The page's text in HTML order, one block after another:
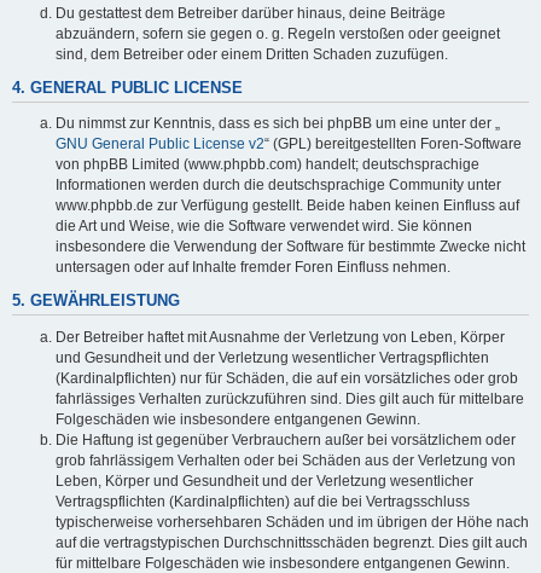
Du gestattest dem Betreiber darüber hinaus, deine Beiträge
abzuändern, sofern sie gegen o. g. Regeln verstoßen oder geeignet
sind, dem Betreiber oder einem Dritten Schaden zuzufügen.
4. GENERAL PUBLIC LICENSE
Du nimmst zur Kenntnis, dass es sich bei phpBB um eine unter der „
GNU General Public License v2“ (GPL) bereitgestellten Foren-Software
von phpBB Limited (www.phpbb.com) handelt; deutschsprachige
Informationen werden durch die deutschsprachige Community unter
www.phpbb.de zur Verfügung gestellt. Beide haben keinen Einfluss auf
die Art und Weise, wie die Software verwendet wird. Sie können
insbesondere die Verwendung der Software für bestimmte Zwecke nicht
untersagen oder auf Inhalte fremder Foren Einfluss nehmen.
5. GEWÄHRLEISTUNG
Der Betreiber haftet mit Ausnahme der Verletzung von Leben, Körper
und Gesundheit und der Verletzung wesentlicher Vertragspflichten
(Kardinalpflichten) nur für Schäden, die auf ein vorsätzliches oder grob
fahrlässiges Verhalten zurückzuführen sind. Dies gilt auch für mittelbare
Folgeschäden wie insbesondere entgangenen Gewinn.
Die Haftung ist gegenüber Verbrauchern außer bei vorsätzlichem oder
grob fahrlässigem Verhalten oder bei Schäden aus der Verletzung von
Leben, Körper und Gesundheit und der Verletzung wesentlicher
Vertragspflichten (Kardinalpflichten) auf die bei Vertragsschluss
typischerweise vorhersehbaren Schäden und im übrigen der Höhe nach
auf die vertragstypischen Durchschnittsschäden begrenzt. Dies gilt auch
für mittelbare Folgeschäden wie insbesondere entgangenen Gewinn.